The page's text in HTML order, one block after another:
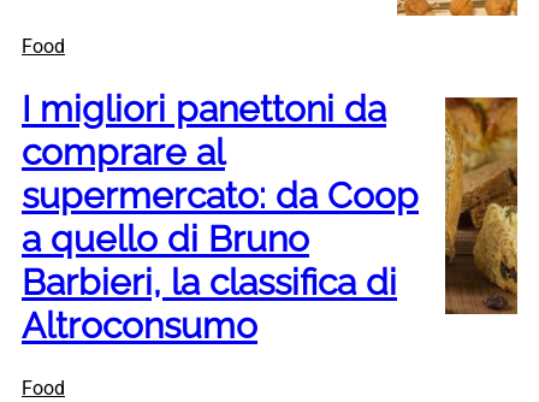
Food
I migliori panettoni da
comprare al
supermercato: da Coop
a quello di Bruno
Barbieri, la classifica di
Altroconsumo
Food